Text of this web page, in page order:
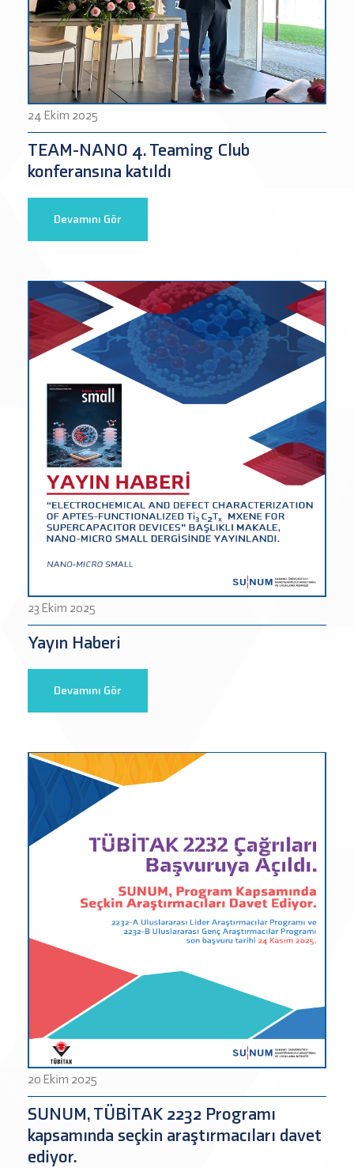
24 Ekim 2025
TEAM-NANO 4. Teaming Club
konferansına katıldı
Devamını Gör
23 Ekim 2025
Yayın Haberi
Devamını Gör
20 Ekim 2025
SUNUM, TÜBİTAK 2232 Programı
kapsamında seçkin araştırmacıları davet
ediyor.